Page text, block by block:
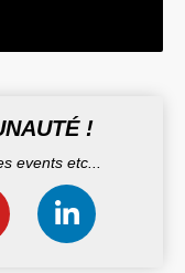
!
events etc...